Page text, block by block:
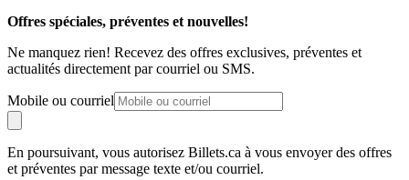
Offres spéciales, préventes et nouvelles!
Ne manquez rien! Recevez des offres exclusives, préventes et
actualités directement par courriel ou SMS.
Mobile ou courriel
En poursuivant, vous autorisez Billets.ca à vous envoyer des offres
et préventes par message texte et/ou courriel.